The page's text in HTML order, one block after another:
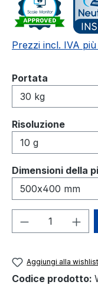
Prezzi incl. IVA
Seleziona
Portata
Seleziona
Risoluzione
Seleziona
Dimensioni della
Quantità
Aggiungi alla wishlist
Codice prodotto: